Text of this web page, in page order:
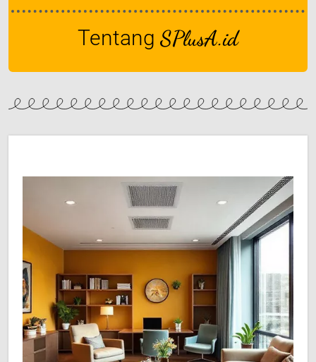
Tentang SPlusA.id